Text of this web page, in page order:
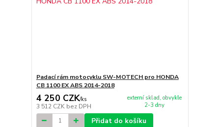
Padací rám motocyklu SW-MOTECH pro HONDA
CB 1100 EX ABS 2014-2018
4 250 CZK/ks
3 512 CZK bez DPH
externí sklad, obvykle
2-3 dny
Přidat do košíku